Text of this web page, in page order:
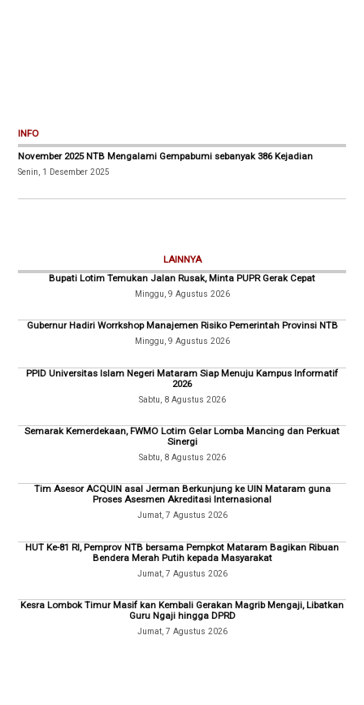
INFO
November 2025 NTB Mengalami Gempabumi sebanyak 386 Kejadian
Senin, 1 Desember 2025
LAINNYA
Bupati Lotim Temukan Jalan Rusak, Minta PUPR Gerak Cepat
Minggu, 9 Agustus 2026
Gubernur Hadiri Worrkshop Manajemen Risiko Pemerintah Provinsi NTB
Minggu, 9 Agustus 2026
PPID Universitas Islam Negeri Mataram Siap Menuju Kampus Informatif
2026
Sabtu, 8 Agustus 2026
Semarak Kemerdekaan, FWMO Lotim Gelar Lomba Mancing dan Perkuat
Sinergi
Sabtu, 8 Agustus 2026
Tim Asesor ACQUIN asal Jerman Berkunjung ke UIN Mataram guna
Proses Asesmen Akreditasi Internasional
Jumat, 7 Agustus 2026
HUT Ke-81 RI, Pemprov NTB bersama Pempkot Mataram Bagikan Ribuan
Bendera Merah Putih kepada Masyarakat
Jumat, 7 Agustus 2026
Kesra Lombok Timur Masif kan Kembali Gerakan Magrib Mengaji, Libatkan
Guru Ngaji hingga DPRD
Jumat, 7 Agustus 2026